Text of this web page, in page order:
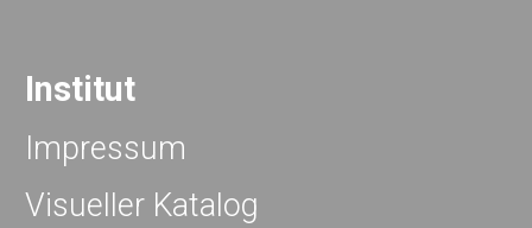
Institut
Impressum
Visueller Katalog